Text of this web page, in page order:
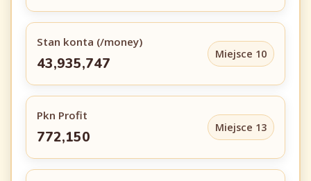
Stan konta (/money)
43,935,747
Miejsce 10
Pkn Profit
772,150
Miejsce 13